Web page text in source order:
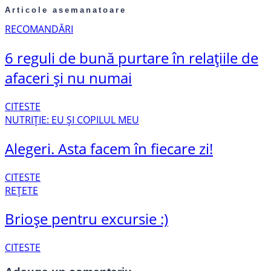
Articole asemanatoare
RECOMANDĂRI
6 reguli de bună purtare în relațiile de
afaceri și nu numai
CITESTE
NUTRIȚIE: EU ȘI COPILUL MEU
Alegeri. Asta facem în fiecare zi!
CITESTE
REȚETE
Brioșe pentru excursie :)
CITESTE